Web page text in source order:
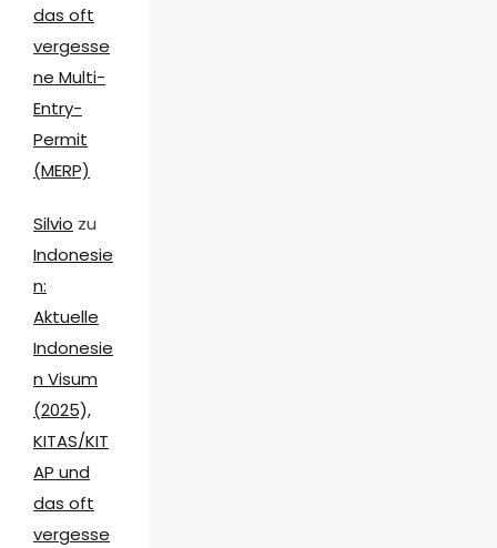
das oft
vergesse
ne Multi-
Entry-
Permit
(MERP)
Silvio zu
Indonesie
n:
Aktuelle
Indonesie
n Visum
(2025),
KITAS/KIT
AP und
das oft
vergesse